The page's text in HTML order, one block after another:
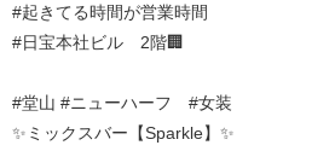
#起きてる時間が営業時間
#日宝本社ビル 2階🏢
#堂山 #ニューハーフ #女装
✨ミックスバー【Sparkle】✨